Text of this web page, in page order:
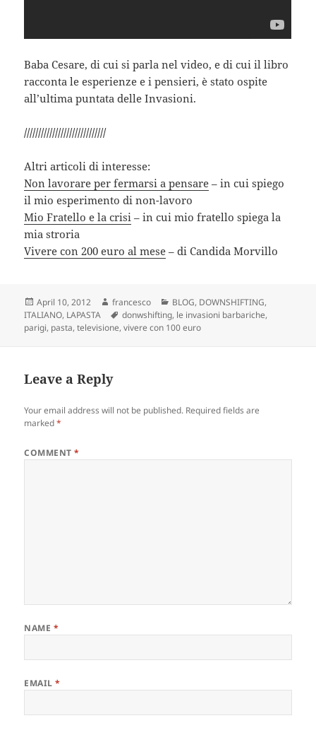
Baba Cesare, di cui si parla nel video, e di cui il libro
racconta le esperienze e i pensieri, è stato ospite
all’ultima puntata delle Invasioni.
/////////////////////////////
Altri articoli di interesse:
Non lavorare per fermarsi a pensare – in cui spiego
il mio esperimento di non-lavoro
Mio Fratello e la crisi – in cui mio fratello spiega la
mia stroria
Vivere con 200 euro al mese – di Candida Morvillo
Posted
on
April 10, 2012 Author
francesco Categories
BLOG, DOWNSHIFTING,
ITALIANO, LAPASTA Tags
donwshifting, le invasioni barbariche,
parigi, pasta,televisione,vivere con 100 euro
Leave a Reply
Your email address will not be published. Required fields are
marked*
COMMENT*
NAME *
EMAIL*